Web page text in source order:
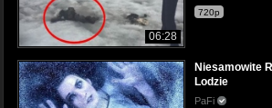
06:28
720p
Niesamowite
Lodzie
PaFi